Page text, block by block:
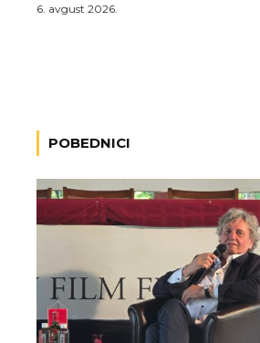
6. avgust 2026.
POBEDNICI